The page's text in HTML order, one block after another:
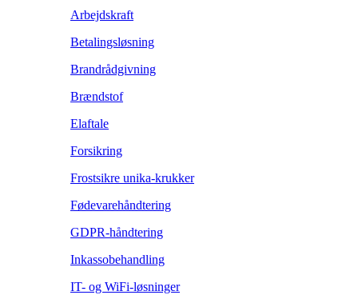
Arbejdskraft
Betalingsløsning
Brandrådgivning
Brændstof
Elaftale
Forsikring
Frostsikre unika-krukker
Fødevarehåndtering
GDPR-håndtering
Inkassobehandling
IT- og WiFi-løsninger